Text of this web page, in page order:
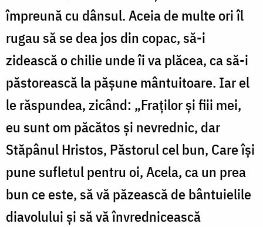
împreună cu dânsul. Aceia de multe ori îl
rugau să se dea jos din copac, să-i
zidească o chilie unde îi va plăcea, ca să-i
păstorească la pășune mântuitoare. Iar el
le răspundea, zicând: „Fraților și fiii mei,
eu sunt om păcătos și nevrednic, dar
Stăpânul Hristos, Păstorul cel bun, Care își
pune sufletul pentru oi, Acela, ca un prea
bun ce este, să vă păzească de bântuielile
diavolului și să vă învrednicească